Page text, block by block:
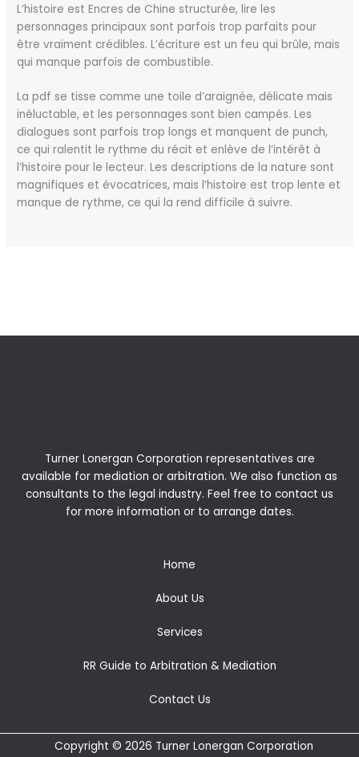
L’histoire est Encres de Chine structurée, lire les
personnages principaux sont parfois trop parfaits pour
être vraiment crédibles. L’écriture est un feu qui brûle, mais
qui manque parfois de combustible.
La pdf se tisse comme une toile d’araignée, délicate mais
inéluctable, et les personnages sont bien campés. Les
dialogues sont parfois trop longs et manquent de punch,
ce qui ralentit le rythme du récit et enlève de l’intérêt à
l’histoire pour le lecteur. Les descriptions de la nature sont
magnifiques et évocatrices, mais l’histoire est trop lente et
manque de rythme, ce qui la rend difficile à suivre.
Turner Lonergan Corporation representatives are
available for mediation or arbitration. We also function as
consultants to the legal industry. Feel free to contact us
for more information or to arrange dates.
Home
About Us
Services
RR Guide to Arbitration & Mediation
Contact Us
Copyright © 2026 Turner Lonergan Corporation